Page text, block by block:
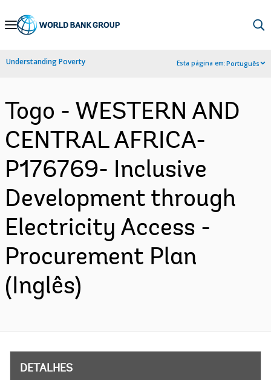
Skip
Navigation
Understanding Poverty Esta página em:Português
Togo - WESTERN AND
CENTRAL AFRICA-
P176769- Inclusive
Development through
Electricity Access -
Procurement Plan
(Inglês)
DETALHES